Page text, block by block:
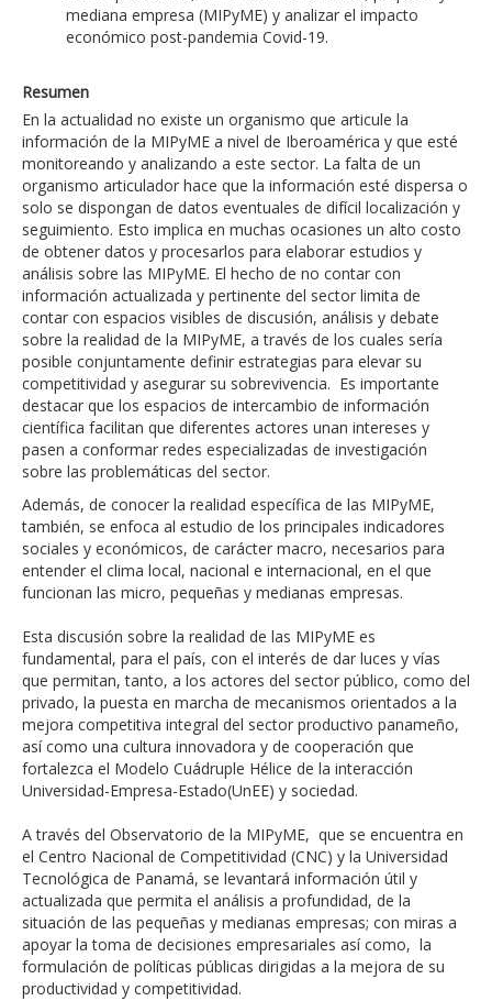
mediana empresa (MIPyME) y analizar el impacto
económico post-pandemia Covid-19.
Resumen
En la actualidad no existe un organismo que articule la
información de la MIPyME a nivel de Iberoamérica y que esté
monitoreando y analizando a este sector. La falta de un
organismo articulador hace que la información esté dispersa o
solo se dispongan de datos eventuales de difícil localización y
seguimiento. Esto implica en muchas ocasiones un alto costo
de obtener datos y procesarlos para elaborar estudios y
análisis sobre las MIPyME. El hecho de no contar con
información actualizada y pertinente del sector limita de
contar con espacios visibles de discusión, análisis y debate
sobre la realidad de la MIPyME, a través de los cuales sería
posible conjuntamente definir estrategias para elevar su
competitividad y asegurar su sobrevivencia. Es importante
destacar que los espacios de intercambio de información
científica facilitan que diferentes actores unan intereses y
pasen a conformar redes especializadas de investigación
sobre las problemáticas del sector.
Además, de conocer la realidad específica de las MIPyME,
también, se enfoca al estudio de los principales indicadores
sociales y económicos, de carácter macro, necesarios para
entender el clima local, nacional e internacional, en el que
funcionan las micro, pequeñas y medianas empresas.
Esta discusión sobre la realidad de las MIPyME es
fundamental, para el país, con el interés de dar luces y vías
que permitan, tanto, a los actores del sector público, como del
privado, la puesta en marcha de mecanismos orientados a la
mejora competitiva integral del sector productivo panameño,
así como una cultura innovadora y de cooperación que
fortalezca el Modelo Cuádruple Hélice de la interacción
Universidad-Empresa-Estado(UnEE) y sociedad.
A través del Observatorio de la MIPyME, que se encuentra en
el Centro Nacional de Competitividad (CNC) y la Universidad
Tecnológica de Panamá, se levantará información útil y
actualizada que permita el análisis a profundidad, de la
situación de las pequeñas y medianas empresas; con miras a
apoyar la toma de decisiones empresariales así como, la
formulación de políticas públicas dirigidas a la mejora de su
productividad y competitividad.